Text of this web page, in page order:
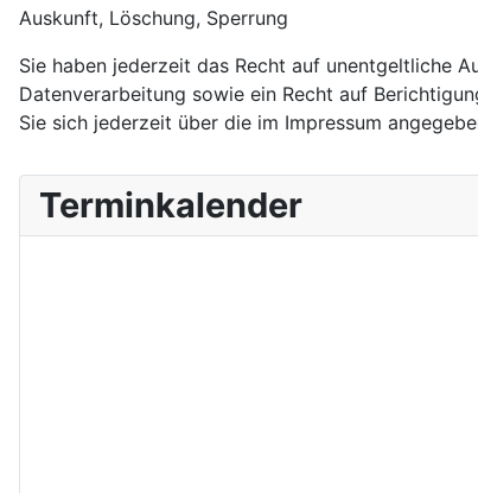
Auskunft, Löschung, Sperrung
Sie haben jederzeit das Recht auf unentgeltliche
Datenverarbeitung sowie ein Recht auf
Sie sich jederzeit über die im Impressum
Terminkalender